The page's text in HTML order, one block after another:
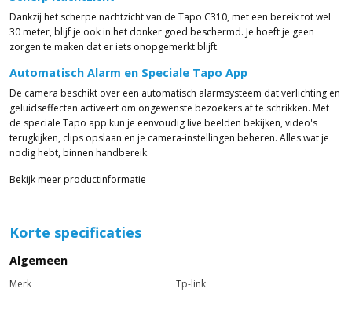
Dankzij het scherpe nachtzicht van de Tapo C310, met een bereik tot wel
30 meter, blijf je ook in het donker goed beschermd. Je hoeft je geen
zorgen te maken dat er iets onopgemerkt blijft.
Automatisch Alarm en Speciale Tapo App
De camera beschikt over een automatisch alarmsysteem dat verlichting en
geluidseffecten activeert om ongewenste bezoekers af te schrikken. Met
de speciale Tapo app kun je eenvoudig live beelden bekijken, video's
terugkijken, clips opslaan en je camera-instellingen beheren. Alles wat je
nodig hebt, binnen handbereik.
Bekijk meer productinformatie
Korte specificaties
Algemeen
Merk Tp-link